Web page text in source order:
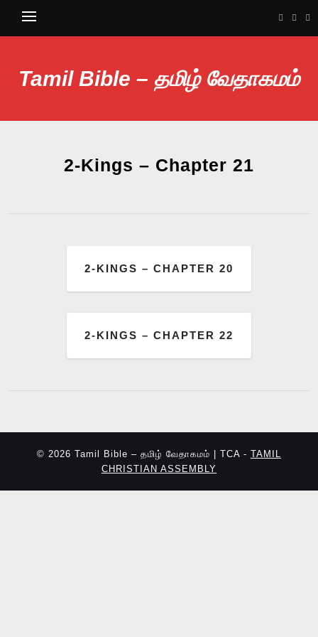
Tamil Bible – தமிழ் வேதாகமம்
2-Kings – Chapter 21
2-KINGS – CHAPTER 20
2-KINGS – CHAPTER 22
© 2026 Tamil Bible – தமிழ் வேதாகமம் | TCA - TAMIL
CHRISTIAN ASSEMBLY